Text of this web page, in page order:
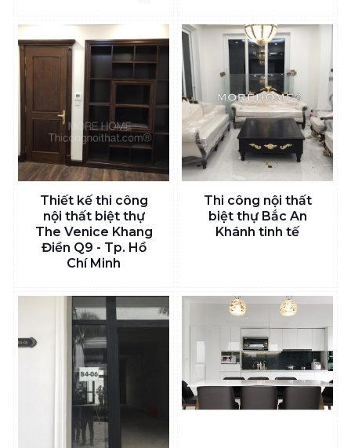
Thiết kế thi công
nội thất biệt thự
The Venice Khang
Điền Q9 - Tp. Hồ
Chí Minh
Thi công nội thất
biệt thự Bắc An
Khánh tinh tế